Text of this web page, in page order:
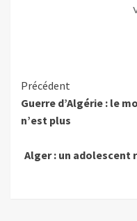
Précédent
Guerre d’Algérie : le
n’est plus
Alger : un adolescent